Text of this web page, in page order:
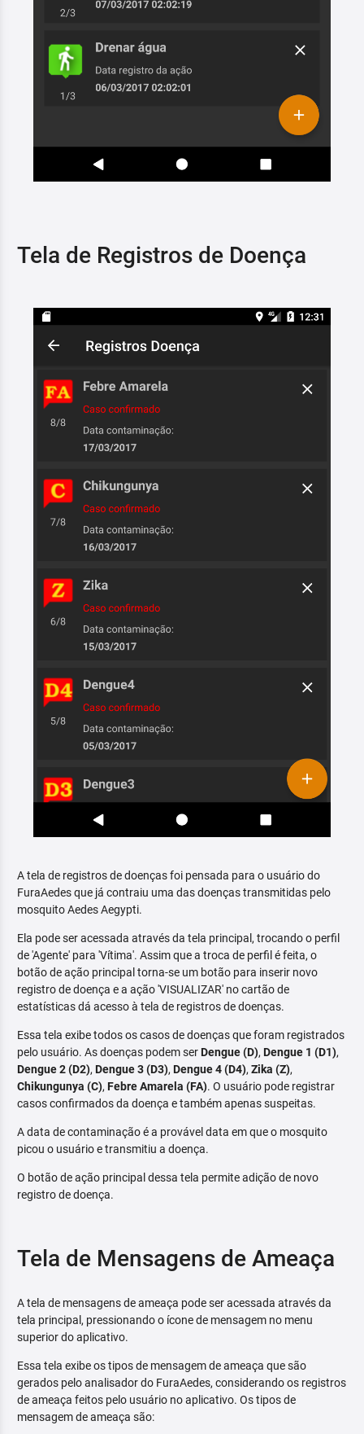
Tela de Registros de Doença
A tela de registros de doenças foi pensada para o usuário do
FuraAedes que já contraiu uma das doenças transmitidas pelo
mosquito Aedes Aegypti.
Ela pode ser acessada através da tela principal, trocando o perfil
de 'Agente' para 'Vítima'. Assim que a troca de perfil é feita, o
botão de ação principal torna-se um botão para inserir novo
registro de doença e a ação 'VISUALIZAR' no cartão de
estatísticas dá acesso à tela de registros de doenças.
Essa tela exibe todos os casos de doenças que foram registrados
pelo usuário. As doenças podem serDengue (D), Dengue 1 (D1),
Dengue 2 (D2), Dengue 3 (D3), Dengue 4 (D4), Zika (Z),
Chikungunya (C), Febre Amarela (FA). O usuário pode registrar
casos confirmados da doença e também apenas suspeitas.
A data de contaminação é a provável data em que o mosquito
picou o usuário e transmitiu a doença.
O botão de ação principal dessa tela permite adição de novo
registro de doença.
Tela de Mensagens de Ameaça
A tela de mensagens de ameaça pode ser acessada através da
tela principal, pressionando o ícone de mensagem no menu
superior do aplicativo.
Essa tela exibe os tipos de mensagem de ameaça que são
gerados pelo analisador do FuraAedes, considerando os registros
de ameaça feitos pelo usuário no aplicativo. Os tipos de
mensagem de ameaça são: